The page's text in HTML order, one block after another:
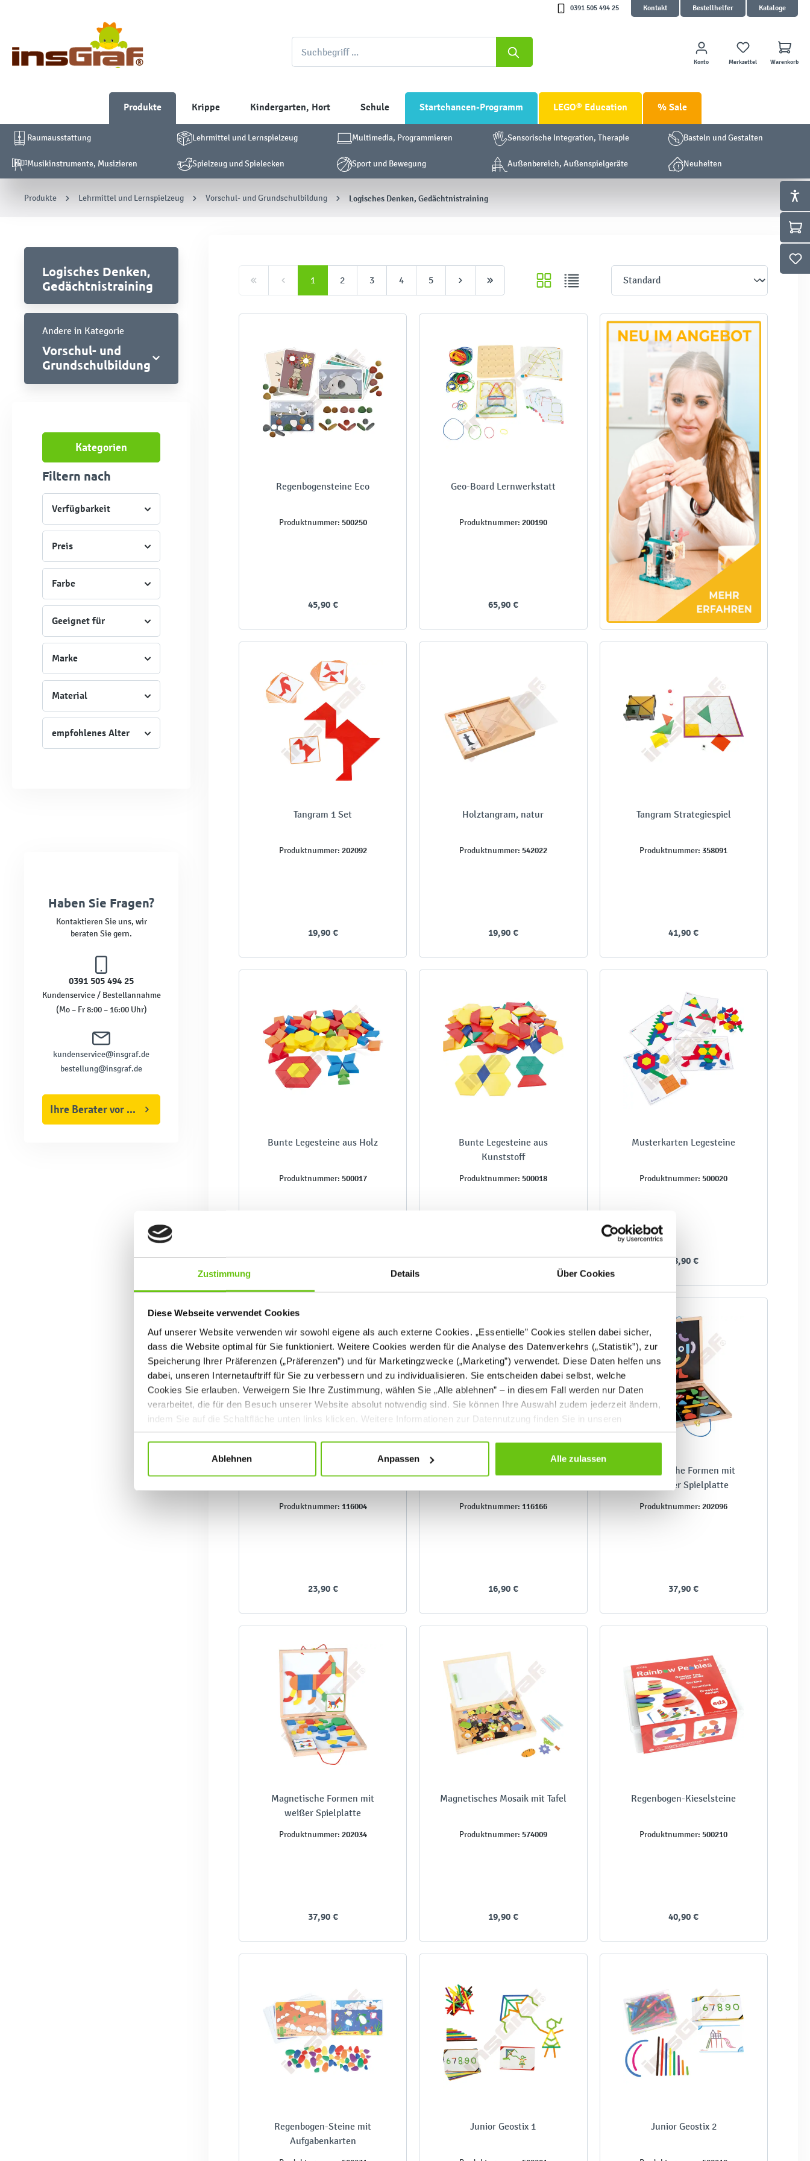
Zustimmung Details Über Cookies
Diese Webseite verwendet Cookies
Auf unserer Website verwenden wir sowohl eigene als auch externe Cookies. „Essentielle” Cookies stellen dabei sicher,
dass die Website optimal für Sie funktioniert. Weitere Cookies werden für die Analyse des Datenverkehrs („Statistik”), zur
Speicherung Ihrer Präferenzen („Präferenzen”) und für Marketingzwecke („Marketing”) verwendet. Diese Daten helfen uns
dabei, unseren Internetauftriff für Sie zu verbessern und zu individualisieren. Sie entscheiden dabei selbst, welche
Cookies Sie erlauben. Verweigern Sie Ihre Zustimmung, wählen Sie „Alle ablehnen” – in diesem Fall werden nur Daten
verarbeitet, die für den Besuch unserer Website absolut notwendig sind. Sie können Ihre Auswahl zudem jederzeit ändern,
indem Sie auf die Schaltfläche unten links klicken. Weitere Informationen zur Datennutzung finden Sie in unseren
Datenschutzrichtlinien.
Ablehnen Anpassen Alle zulassen
0391 505 494 25 Kontakt Bestellhelfer Kataloge
Konto Merkzettel Warenkorb
Produkte Krippe Kindergarten, Hort Schule Startchancen-Programm LEGO® Education % Sale
Raumausstattung Lehrmittel und Lernspielzeug Multimedia, Programmieren Sensorische Integration, Therapie Basteln und Gestalten
Musikinstrumente, Musizieren Spielzeug und Spielecken Sport und Bewegung Außenbereich, Außenspielgeräte Neuheiten
Produkte Lehrmittel und Lernspielzeug Vorschul- und Grundschulbildung Logisches Denken, Gedächtnistraining
Logisches Denken,
Gedächtnistraining
Andere in Kategorie
Vorschul- und
Grundschulbildung
Kategorien
Filtern nach
Verfügbarkeit
Preis
Farbe
Geeignet für
Marke
Material
empfohlenes Alter
Haben Sie Fragen?
Kontaktieren Sie uns, wir
beraten Sie gern.
0391 505 494 25
Kundenservice / Bestellannahme
(Mo – Fr 8:00 – 16:00 Uhr)
kundenservice@insgraf.de
bestellung@insgraf.de
Ihre Berater vor Ort
1 2 3 4 5
Regenbogensteine Eco
Produktnummer: 500250
45,90 €
Geo-Board Lernwerkstatt
Produktnummer: 200190
65,90 €
Tangram 1 Set
Produktnummer: 202092
19,90 €
Holztangram, natur
Produktnummer: 542022
19,90 €
Tangram Strategiespiel
Produktnummer: 358091
41,90 €
Bunte Legesteine aus Holz
Produktnummer: 500017
46,90 €
Bunte Legesteine aus
Kunststoff
Produktnummer: 500018
19,90 €
Musterkarten Legesteine
Produktnummer: 500020
18,90 €
Produktnummer: 116004
23,90 €
Produktnummer: 116166
16,90 €
Magnetische Formen mit
schwarzer Spielplatte
Produktnummer: 202096
37,90 €
Magnetische Formen mit
weißer Spielplatte
Produktnummer: 202034
37,90 €
Magnetisches Mosaik mit Tafel
Produktnummer: 574009
19,90 €
Regenbogen-Kieselsteine
Produktnummer: 500210
40,90 €
Regenbogen-Steine mit
Aufgabenkarten
Junior Geostix 1 Junior Geostix 2